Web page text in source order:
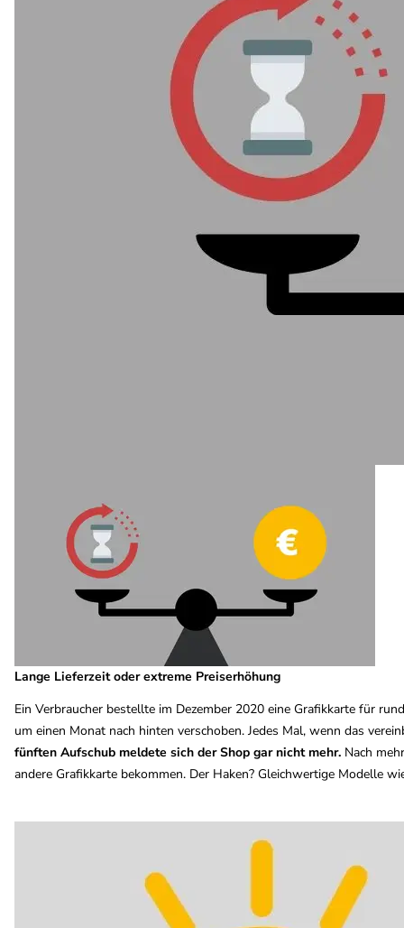
Lange Lieferzeit oder extreme Preiserhöhung
Ein Verbraucher bestellte im Dezember 2020 eine Grafikkarte für
um einen Monat nach hinten verschoben. Jedes Mal, wenn das
fünften Aufschub meldete sich der Shop gar nicht mehr. Nach
andere Grafikkarte bekommen. Der Haken? Gleichwertige Modelle